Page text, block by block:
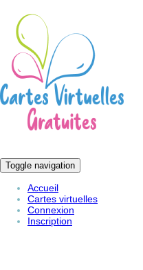
Toggle navigation
Accueil
Cartes virtuelles
Connexion
Inscription